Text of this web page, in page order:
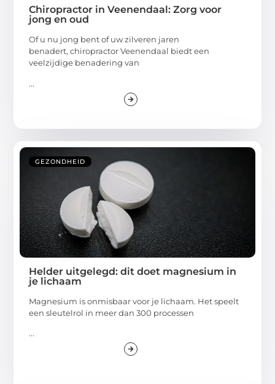
Chiropractor in Veenendaal: Zorg voor
jong en oud
Of u nu jong bent of uw zilveren jaren
benadert, chiropractor Veenendaal biedt een
veelzijdige benadering van
...
GEZONDHEID
Helder uitgelegd: dit doet magnesium in
je lichaam
Magnesium is onmisbaar voor je lichaam. Het speelt
een sleutelrol in meer dan 300 processen
...